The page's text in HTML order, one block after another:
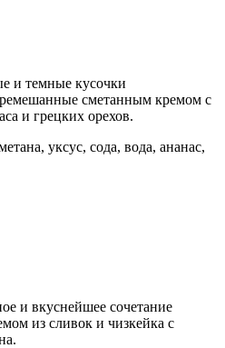
и темные кусочки
сметанным кремом с
и грецких орехов.
уксус, сода, вода, ананас,
и вкуснейшее сочетание
из сливок и чизкейка с